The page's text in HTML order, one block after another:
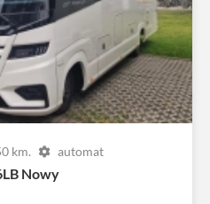
km. automat
Nowy